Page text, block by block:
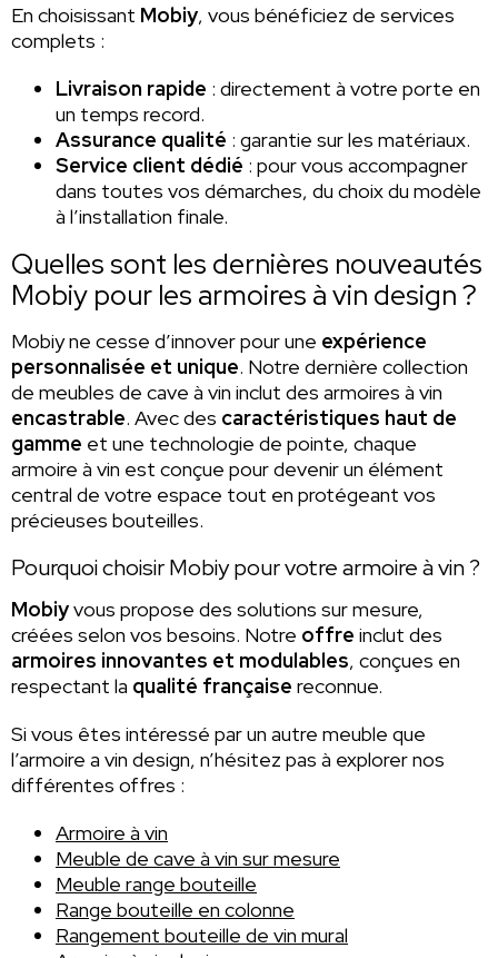
En choisissant Mobiy, vous bénéficiez de services
complets :
Livraison rapide : directement à votre porte en
un temps record.
Assurance qualité : garantie sur les matériaux.
Service client dédié : pour vous accompagner
dans toutes vos démarches, du choix du modèle
à l’installation finale.
Quelles sont les dernières nouveautés
Mobiy pour les armoires à vin design ?
Mobiy ne cesse d’innover pour une expérience
personnalisée et unique. Notre dernière collection
de meubles de cave à vin inclut des armoires à vin
encastrable. Avec des caractéristiques haut de
gamme et une technologie de pointe, chaque
armoire à vin est conçue pour devenir un élément
central de votre espace tout en protégeant vos
précieuses bouteilles.
Pourquoi choisir Mobiy pour votre armoire à vin ?
Mobiyvous propose des solutions sur mesure,
créées selon vos besoins. Notre offre inclut des
armoires innovantes et modulables, conçues en
respectant la qualité française reconnue.
Si vous êtes intéressé par un autre meuble que
l’armoire a vin design, n’hésitez pas à explorer nos
différentes offres :
Armoire à vin
Meuble de cave à vin sur mesure
Meuble range bouteille
Range bouteille en colonne
Rangement bouteille de vin mural